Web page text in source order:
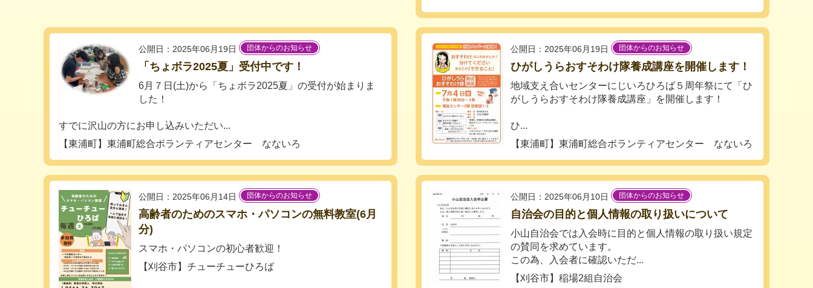
公開日：2025年06月19日 団体からのお知らせ
「ちょボラ2025夏」受付中です！
6月７日(土)から「ちょボラ2025夏」の受付が始まりま
した！
すでに沢山の方にお申し込みいただい...
【東浦町】東浦町総合ボランティアセンター なないろ
公開日：2025年06月19日 団体からのお知らせ
ひがしうらおすそわけ隊養成講座を開催します！
地域支え合いセンターにじいろひろば５周年祭にて「ひ
がしうらおすそわけ隊養成講座」を開催します！
ひ...
【東浦町】東浦町総合ボランティアセンター なないろ
公開日：2025年06月14日 団体からのお知らせ
高齢者のためのスマホ・パソコンの無料教室(6月
分)
スマホ・パソコンの初心者歓迎！
【刈谷市】チューチューひろば
公開日：2025年06月10日 団体からのお知らせ
自治会の目的と個人情報の取り扱いについて
小山自治会では入会時に目的と個人情報の取り扱い規定
の賛同を求めています。
この為、入会者に確認いただ...
【刈谷市】稲場2組自治会